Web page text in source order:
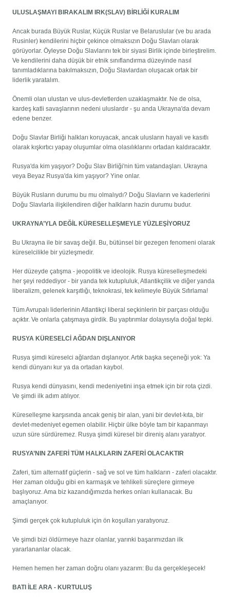
ULUSLAŞMAYI BIRAKALIM IRK(SLAV) BİRLİĞİ KURALIM
Ancak burada Büyük Ruslar, Küçük Ruslar ve Belaruslular (ve bu arada
Rusinler) kendilerini hiçbir çekince olmaksızın Doğu Slavları olarak
görüyorlar. Öyleyse Doğu Slavlarını tek bir siyasi Birlik içinde birleştirelim.
Ve kendilerini daha düşük bir etnik sınıflandırma düzeyinde nasıl
tanımladıklarına bakılmaksızın, Doğu Slavlardan oluşacak ortak bir
liderlik yaratalım.
Önemli olan ulustan ve ulus-devletlerden uzaklaşmaktır. Ne de olsa,
kardeş katli savaşlarının nedeni uluslardır - şu anda Ukrayna'da devam
edene benzer.
Doğu Slavlar Birliği halkları koruyacak, ancak ulusların hayali ve kasıtlı
olarak kışkırtıcı yapay oluşumlar olma olasılıklarını ortadan kaldıracaktır.
Rusya'da kim yaşıyor? Doğu Slav Birliği'nin tüm vatandaşları. Ukrayna
veya Beyaz Rusya'da kim yaşıyor? Yine onlar.
Büyük Rusların durumu bu mu olmalıydı? Doğu Slavların ve kaderlerini
Doğu Slavlarla ilişkilendiren diğer halkların hazin durumu budur.
UKRAYNA’YLA DEĞİL KÜRESELLEŞMEYLE YÜZLEŞİYORUZ
Bu Ukrayna ile bir savaş değil. Bu, bütünsel bir gezegen fenomeni olarak
küreselcilikle bir yüzleşmedir.
Her düzeyde çatışma - jeopolitik ve ideolojik. Rusya küreselleşmedeki
her şeyi reddediyor - bir yanda tek kutupluluk, Atlantikçilik ve diğer yanda
liberalizm, gelenek karşıtlığı, teknokrasi, tek kelimeyle Büyük Sıfırlama!
Tüm Avrupalı ​​liderlerinin Atlantikçi liberal seçkinlerin bir parçası olduğu
açıktır. Ve onlarla çatışmaya girdik. Bu yaptırımlar dolayısıyla doğal tepki.
RUSYA KÜRESELCİ AĞDAN DIŞLANIYOR
Rusya şimdi küreselci ağlardan dışlanıyor. Artık başka seçeneği yok: Ya
kendi dünyanı kur ya da ortadan kaybol.
Rusya kendi dünyasını, kendi medeniyetini inşa etmek için bir rota çizdi.
Ve şimdi ilk adım atılıyor.
Küreselleşme karşısında ancak geniş bir alan, yani bir devlet-kıta, bir
devlet-medeniyet egemen olabilir. Hiçbir ülke böyle tam bir kapanmayı
uzun süre sürdüremez. Rusya şimdi küresel bir direniş alanı yaratıyor.
RUSYA’NIN ZAFERİ TÜM HALKLARIN ZAFERİ OLACAKTIR
Zaferi, tüm alternatif güçlerin - sağ ve sol ve tüm halkların - zaferi olacaktır.
Her zaman olduğu gibi en karmaşık ve tehlikeli süreçlere girmeye
başlıyoruz. Ama biz kazandığımızda herkes onları kullanacak. Bu
amaçlanıyor.
Şimdi gerçek çok kutupluluk için ön koşulları yaratıyoruz.
Ve şimdi bizi öldürmeye hazır olanlar, yarınki başarımızdan ilk
yararlananlar olacak.
Hemen hemen her zaman doğru olanı yazarım: Bu da gerçekleşecek!
BATI İLE ARA - KURTULUŞ